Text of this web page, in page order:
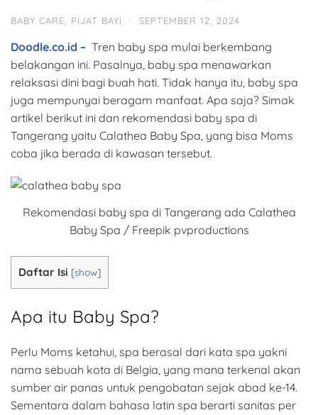
BABY CARE PIJAT BAYI · SEPTEMBER 12, 2024
Doodle.co.id – Tren baby spa mulai berkembang
belakangan ini. Pasalnya, baby spa menawarkan
relaksasi dini bagi buah hati. Tidak hanya itu, baby spa
juga mempunyai beragam manfaat. Apa saja? Simak
artikel berikut ini dan rekomendasi baby spa di
Tangerang yaitu Calathea Baby Spa, yang bisa Moms
coba jika berada di kawasan tersebut.
Rekomendasi baby spa di Tangerang ada Calathea
Baby Spa / Freepik pvproductions
Daftar Isi [show]
Apa itu Baby Spa?
Perlu Moms ketahui, spa berasal dari kata spa yakni
nama sebuah kota di Belgia, yang mana terkenal akan
sumber air panas untuk pengobatan sejak abad ke-14.
Sementara dalam bahasa latin spa berarti sanitas per